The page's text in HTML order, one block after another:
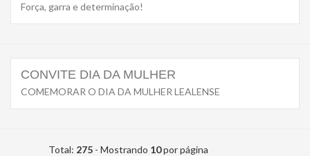
Força, garra e determinação!
CONVITE DIA DA MULHER
COMEMORAR O DIA DA MULHER LEALENSE
Total: 275 - Mostrando 10por página